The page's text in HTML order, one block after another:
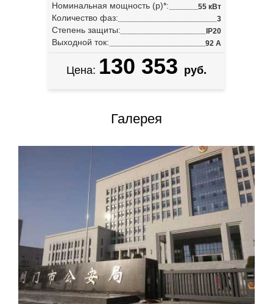
Номинальная мощность (p)*: 55 кВт
Количество фаз: 3
Степень защиты: IP20
Выходной ток: 92 А
Цена: 130 353 руб.
Галерея